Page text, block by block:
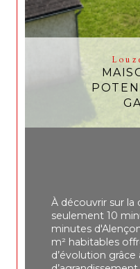
À découvrir sur
seulement 10
minutes
m² habitables
d’évolution